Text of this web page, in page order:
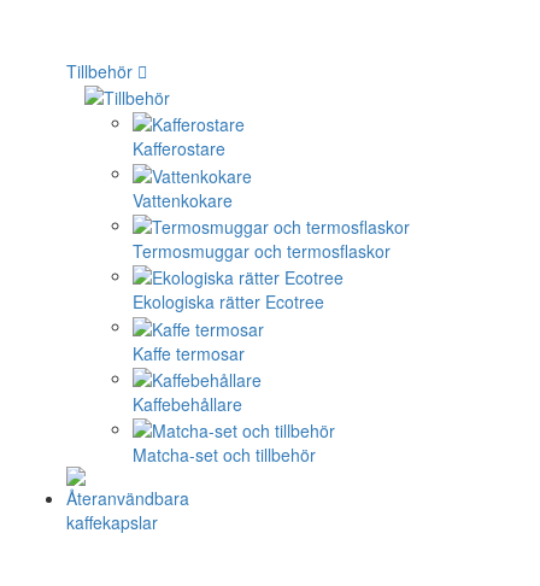
Tillbehör
Kafferostare
Vattenkokare
Termosmuggar och termosflaskor
Ekologiska rätter Ecotree
Kaffe termosar
Kaffebehållare
Matcha-set och tillbehör